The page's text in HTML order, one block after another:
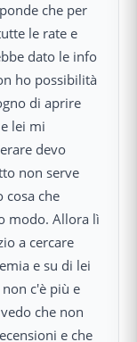
che per
le rate e
dato le info
ho possibilità
di aprire
lei mi
devo
non serve
cosa che
modo. Allora lì
a cercare
e su di lei
c'è più e
che non
e che